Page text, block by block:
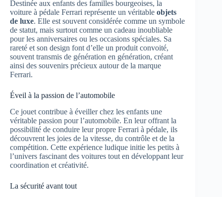
Destinée aux enfants des familles bourgeoises, la
voiture à pédale Ferrari représente un véritable objets
de luxe. Elle est souvent considérée comme un symbole
de statut, mais surtout comme un cadeau inoubliable
pour les anniversaires ou les occasions spéciales. Sa
rareté et son design font d’elle un produit convoité,
souvent transmis de génération en génération, créant
ainsi des souvenirs précieux autour de la marque
Ferrari.
Éveil à la passion de l’automobile
Ce jouet contribue à éveiller chez les enfants une
véritable passion pour l’automobile. En leur offrant la
possibilité de conduire leur propre Ferrari à pédale, ils
découvrent les joies de la vitesse, du contrôle et de la
compétition. Cette expérience ludique initie les petits à
l’univers fascinant des voitures tout en développant leur
coordination et créativité.
La sécurité avant tout